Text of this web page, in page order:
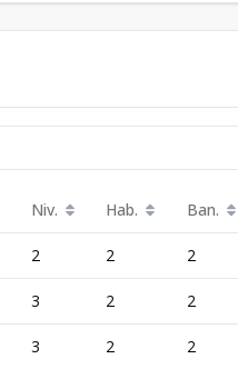
Niv. Hab. Ban.
2 2 2
3 2 2
3 2 2